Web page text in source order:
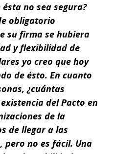
no sea segura?
obligatorio
su firma se hubiera
y flexibilidad de
yo creo que hoy
de ésto. En cuanto
¿cuántas
del Pacto en
de la
de llegar a las
pero no es fácil. Una